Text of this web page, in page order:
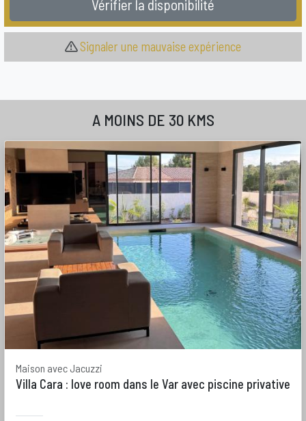
Vérifier la disponibilité
Signaler une mauvaise expérience
A MOINS DE 30 KMS
Maison avec Jacuzzi
Villa Cara : love room dans le Var avec piscine privative